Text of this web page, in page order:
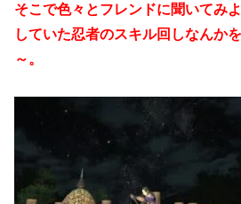
そこで色々とフレンドに聞いてみ
していた忍者のスキル回しなんか
～。